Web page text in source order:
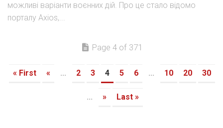
можливі варіанти воєнних дій. Про це стало відомо
порталу Axios,...
Page 4 of 371
« First « ... 2 3 4 5 6 ... 10 20 30
... » Last »